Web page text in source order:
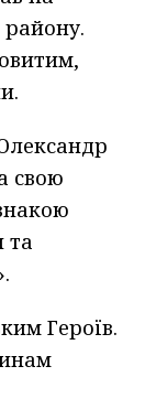
району.
свою
та
Героїв.